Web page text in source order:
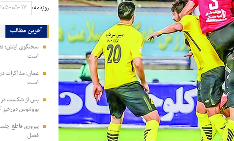
روزنامه:
آخرین مطالب
سخنگوی ارتش:
است
عمان: مذاکرات
است
پس از شکست در
یوونتوس دورخیز
پیروزی قاطع
فصل